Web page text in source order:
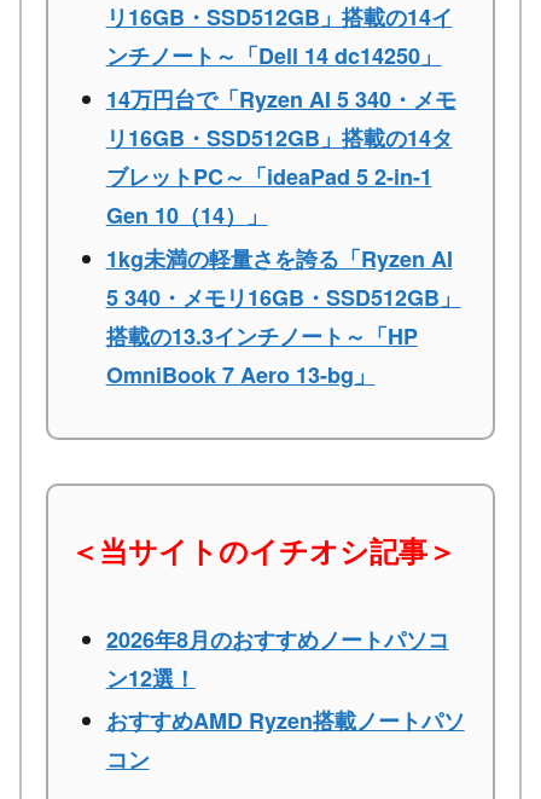
リ16GB・SSD512GB」搭載の14イ
ンチノート～「Dell 14 dc14250」
14万円台で「Ryzen AI 5 340・メモ
リ16GB・SSD512GB」搭載の14タ
ブレットPC～「ideaPad 5 2-in-1
Gen 10（14）」
1kg未満の軽量さを誇る「Ryzen AI
5 340・メモリ16GB・SSD512GB」
搭載の13.3インチノート～「HP
OmniBook 7 Aero 13-bg」
＜当サイトのイチオシ記事＞
2026年8月のおすすめノートパソコ
ン12選！
おすすめAMD Ryzen搭載ノートパソ
コン